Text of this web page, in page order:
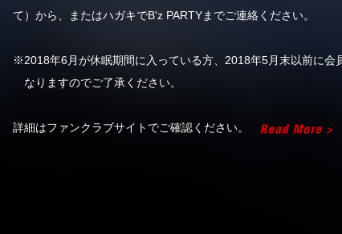
て）から、またはハガキでB'z PARTYまでご連絡ください。
※2018年6月が休眠期間に入っている方、2018年5月末以前に会
なりますのでご了承ください。
詳細はファンクラブサイトでご確認ください。